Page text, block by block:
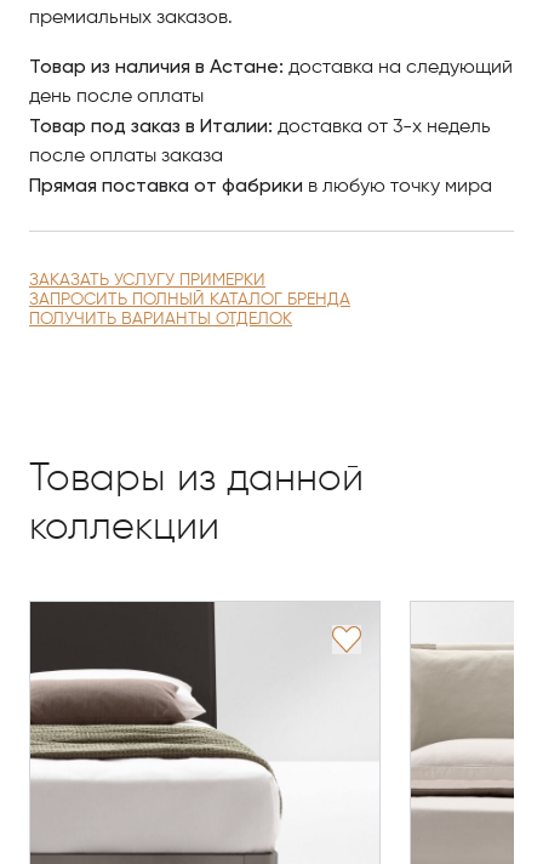
премиальных заказов.
Товар из наличия в Астане: доставка на следующий
день после оплаты
Товар под заказ в Италии: доставка от 3-х недель
после оплаты заказа
Прямая поставка от фабрики в любую точку мира
ЗАКАЗАТЬ УСЛУГУ ПРИМЕРКИ
ЗАПРОСИТЬ ПОЛНЫЙ КАТАЛОГ БРЕНДА
ПОЛУЧИТЬ ВАРИАНТЫ ОТДЕЛОК
Товары из данной
коллекции